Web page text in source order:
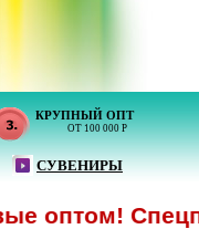
КРУПНЫЙ ОПТ
ОТ 100 000 Р
СУВЕНИРЫ